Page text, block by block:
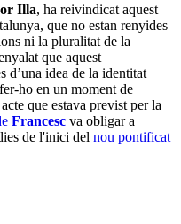
Illa, ha reivindicat aquest
que no estan renyides
ni la pluralitat de la
que aquest
d’una idea de la identitat
ho en un moment de
que estava previst per la
Francesc va obligar a
de l'inici del nou pontificat